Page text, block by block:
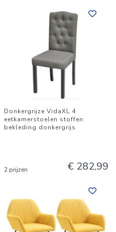
Donkergrijze VidaXL 4
eetkamerstoelen stoffen
bekleding donkergrijs
2 prijzen € 282,99